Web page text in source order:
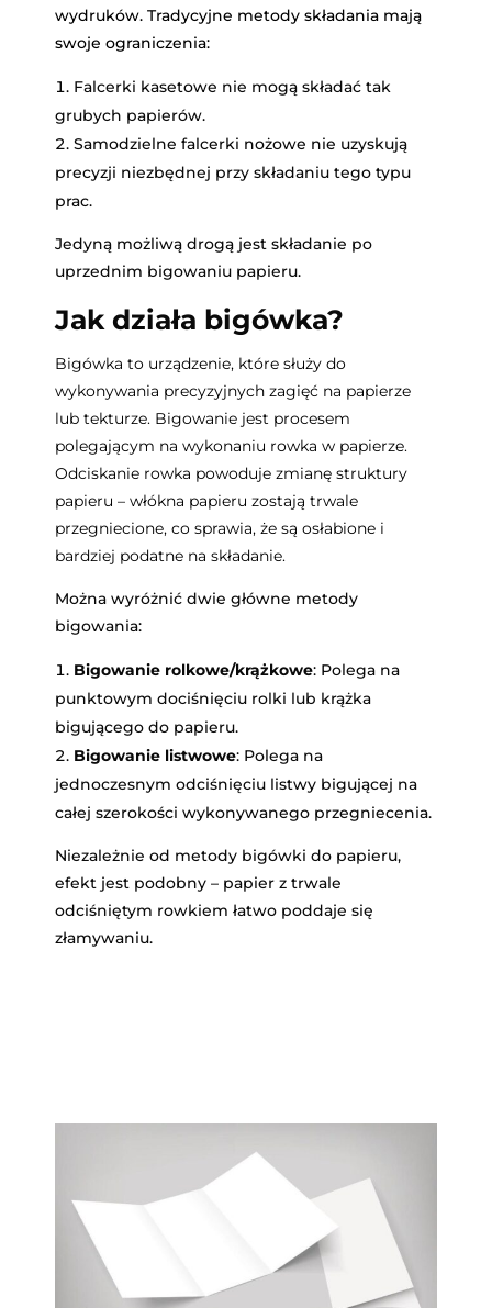
wydruków. Tradycyjne metody składania mają
swoje ograniczenia:
Falcerki kasetowe nie mogą składać tak
grubych papierów.
Samodzielne falcerki nożowe nie uzyskują
precyzji niezbędnej przy składaniu tego typu
prac.
Jedyną możliwą drogą jest składanie po
uprzednim bigowaniu papieru.
Jak działa bigówka?
Bigówka to urządzenie, które służy do
wykonywania precyzyjnych zagięć na papierze
lub tekturze. Bigowanie jest procesem
polegającym na wykonaniu rowka w papierze.
Odciskanie rowka powoduje zmianę struktury
papieru – włókna papieru zostają trwale
przegniecione, co sprawia, że są osłabione i
bardziej podatne na składanie.
Można wyróżnić dwie główne metody
bigowania:
Bigowanie rolkowe/krążkowe: Polega na
punktowym dociśnięciu rolki lub krążka
bigującego do papieru.
Bigowanie listwowe: Polega na
jednoczesnym odciśnięciu listwy bigującej na
całej szerokości wykonywanego przegniecenia.
Niezależnie od metody bigówki do papieru,
efekt jest podobny – papier z trwale
odciśniętym rowkiem łatwo poddaje się
złamywaniu.